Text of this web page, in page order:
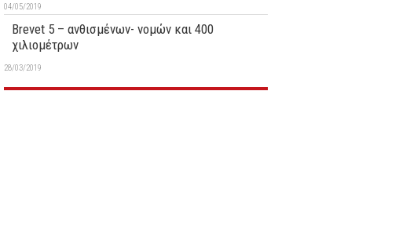
04/05/2019
Brevet 5 – ανθισμένων- νομών και 400
χιλιομέτρων
28/03/2019